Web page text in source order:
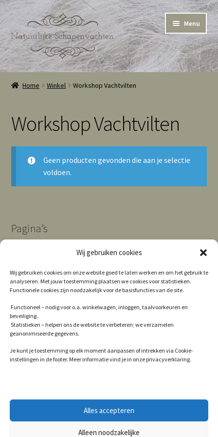
Wij gebruiken cookies
Wij gebruiken cookies om onze website goed te laten werken en om het gebruik te
analyseren. Met jouw toestemming plaatsen we cookies voor statistieken.
Functionele cookies zijn noodzakelijk voor de basisfuncties van de site.
Functioneel – nodig voor o.a. winkelwagen, inloggen, taalvoorkeuren en
beveiliging.
Statistieken – helpen ons de website te verbeteren; we verzamelen
geanonimiseerde gegevens.
Je kunt je toestemming op elk moment aanpassen of intrekken via Cookie-
instellingen in de footer. Meer informatie vind je in onze privacyverklaring.
Alles accepteren
Alleen noodzakelijke
Ga
door
naar
navigatie
Ga
naar
de
inhoud
Menu
Home
Winkelmand
Cookie Policy (EU)
Home Winkel Workshop Vachtvilten
Workshop Vachtvilten
Geen producten gevonden die aan je selectie
voldoen.
Pagina’s
Contact
Privacy
© 2026
Gebouwd met WooCommerce